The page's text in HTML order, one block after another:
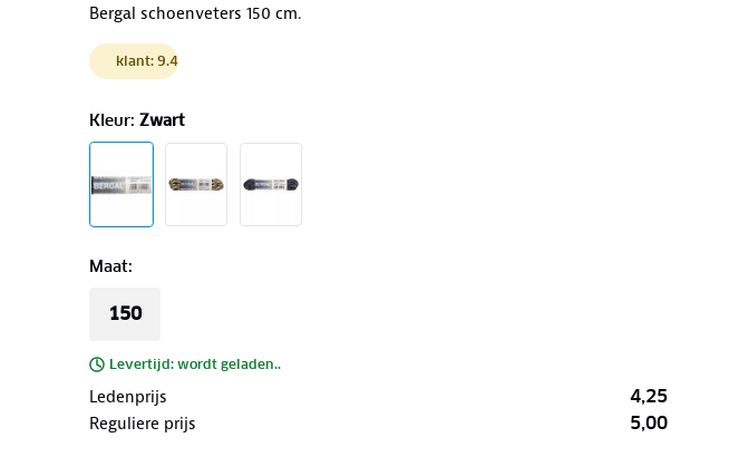
Bergal schoenveters 150 cm.
klant: 9.4
Kleur: Zwart
Maat:
150
Levertijd: wordt geladen..
Ledenprijs 4,25
Reguliere prijs 5,00